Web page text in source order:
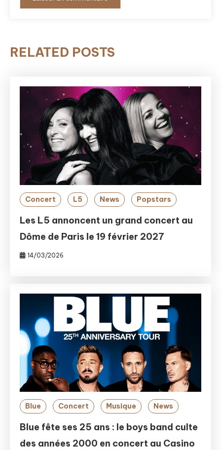
RELATED POSTS
Concert L5 News Popstars
Les L5 annoncent un grand concert au
Dôme de Paris le 19 février 2027
14/03/2026
Blue Concert Musique News
Blue fête ses 25 ans : le boys band culte
des années 2000 en concert au Casino